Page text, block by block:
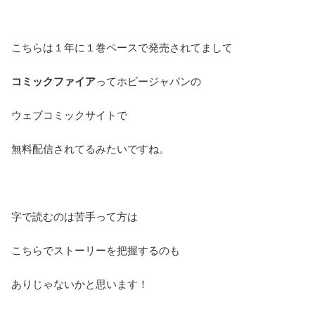
こちらは１年に１巻ペースで発売されてまして
コミックファイアってホビージャパンの
ウェブコミックサイトで
無料配信されてるみたいですね。
字で読むのは苦手って方は
こちらでストーリーを把握するのも
ありじゃないかと思います！